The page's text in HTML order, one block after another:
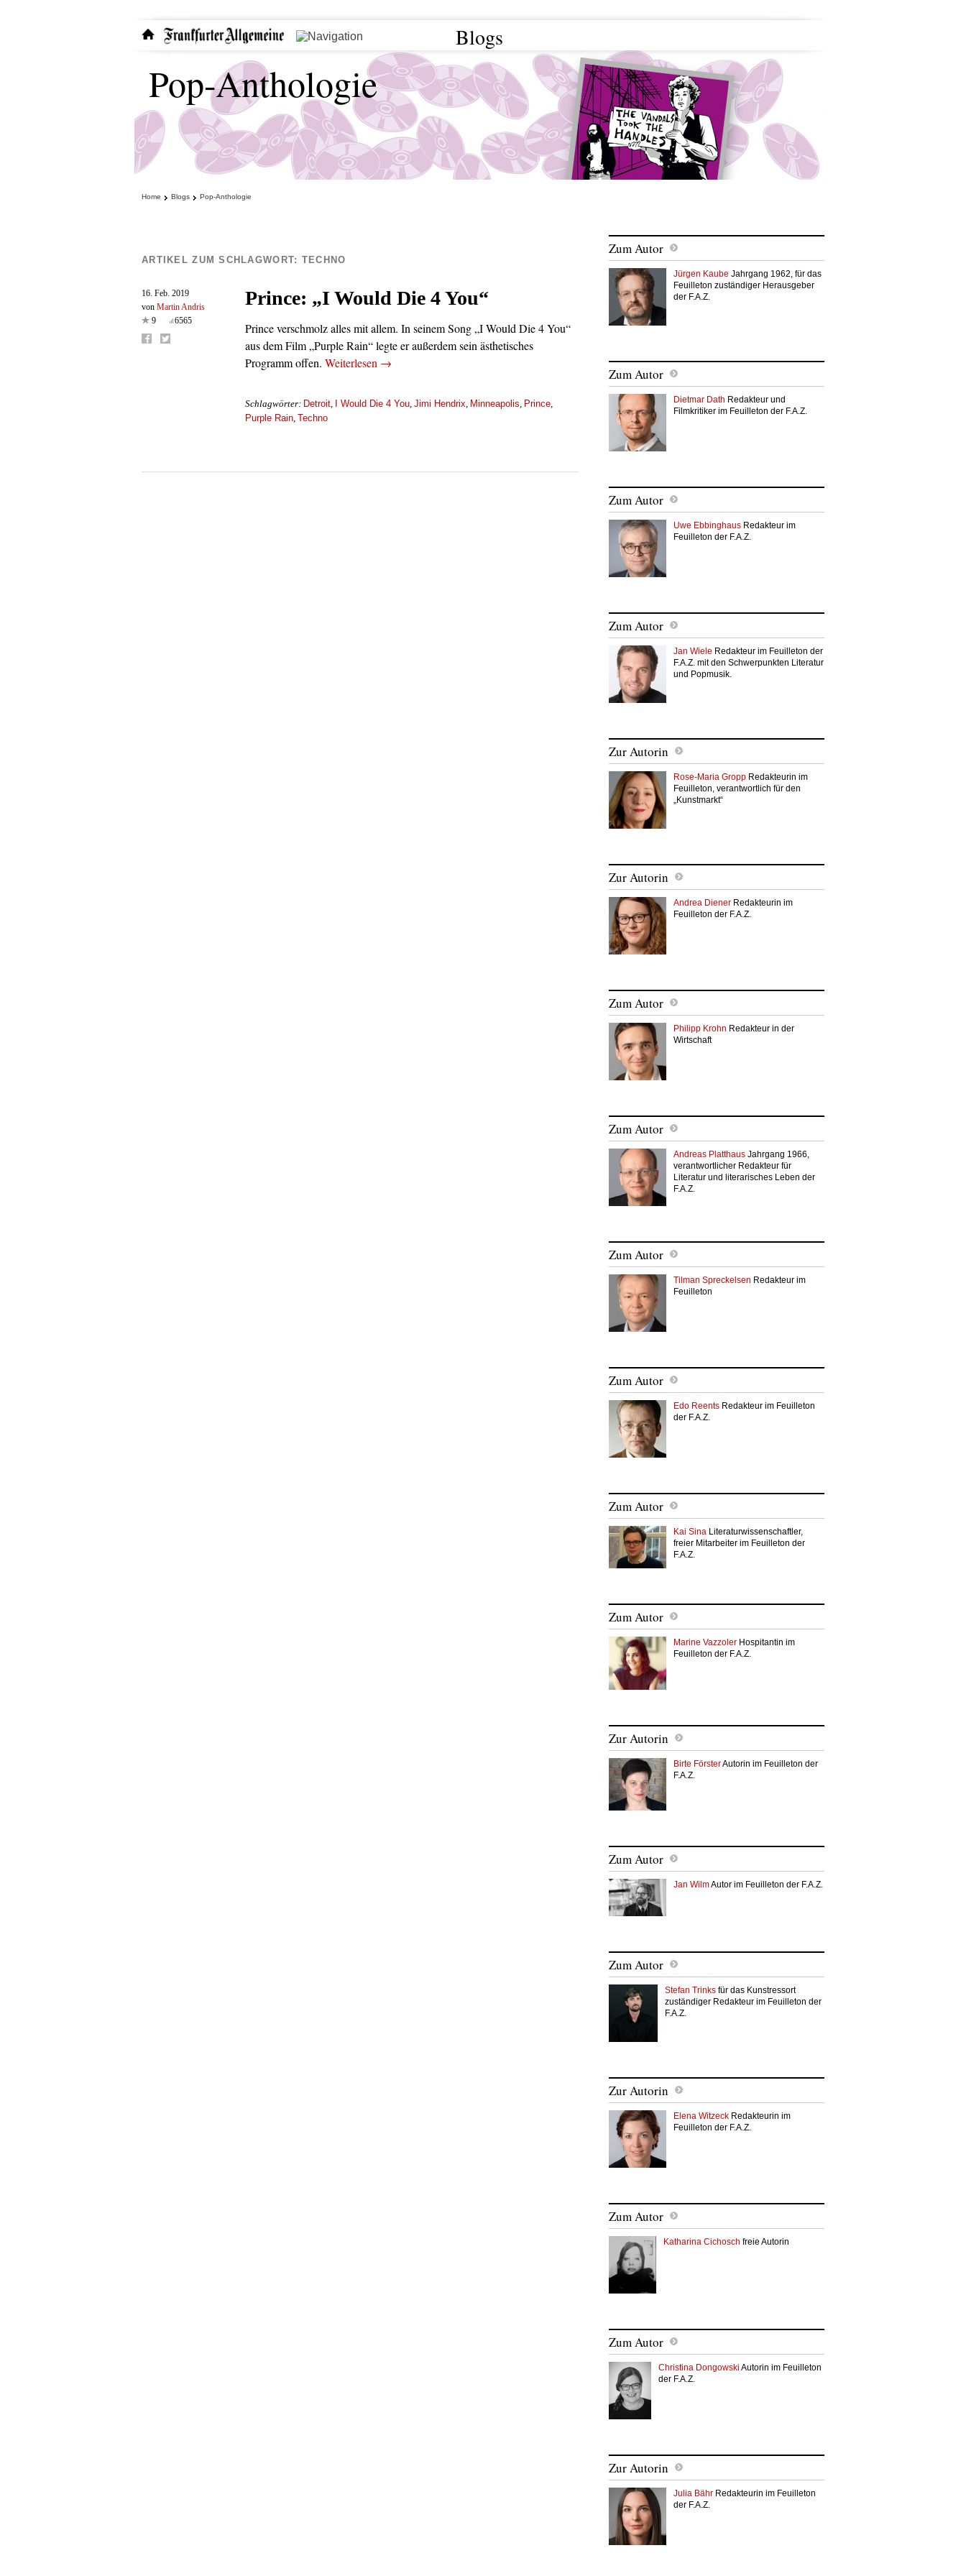
Blogs
Pop-Anthologie
Home Blogs Pop-Anthologie
ARTIKEL ZUM SCHLAGWORT: TECHNO
16. Feb. 2019
von Martin Andris
9
6565
Prince: „I Would Die 4 You“
Prince verschmolz alles mit allem. In seinem Song „I Would Die 4 You“
aus dem Film „Purple Rain“ legte er außerdem sein ästhetisches
Programm offen. Weiterlesen →
Schlagwörter: Detroit, I Would Die 4 You, Jimi Hendrix, Minneapolis, Prince,
Purple Rain, Techno
Zum Autor
Jürgen Kaube Jahrgang 1962, für das
Feuilleton zuständiger Herausgeber
der F.A.Z.
Zum Autor
Dietmar Dath Redakteur und
Filmkritiker im Feuilleton der F.A.Z.
Zum Autor
Uwe Ebbinghaus Redakteur im
Feuilleton der F.A.Z.
Zum Autor
Jan Wiele Redakteur im Feuilleton der
F.A.Z. mit den Schwerpunkten Literatur
und Popmusik.
Zur Autorin
Rose-Maria Gropp Redakteurin im
Feuilleton, verantwortlich für den
„Kunstmarkt“
Zur Autorin
Andrea Diener Redakteurin im
Feuilleton der F.A.Z.
Zum Autor
Philipp Krohn Redakteur in der
Wirtschaft
Zum Autor
Andreas Platthaus Jahrgang 1966,
verantwortlicher Redakteur für
Literatur und literarisches Leben der
F.A.Z.
Zum Autor
Tilman Spreckelsen Redakteur im
Feuilleton
Zum Autor
Edo Reents Redakteur im Feuilleton
der F.A.Z.
Zum Autor
Kai Sina Literaturwissenschaftler,
freier Mitarbeiter im Feuilleton der
F.A.Z.
Zum Autor
Marine Vazzoler Hospitantin im
Feuilleton der F.A.Z.
Zur Autorin
Birte FörsterAutorin im Feuilleton der
F.A.Z.
Zum Autor
Jan WilmAutor im Feuilleton der F.A.Z.
Zum Autor
Stefan Trinks für das Kunstressort
zuständiger Redakteur im Feuilleton der
F.A.Z.
Zur Autorin
Elena Witzeck Redakteurin im
Feuilleton der F.A.Z.
Zum Autor
Katharina Cichosch freie Autorin
Zum Autor
Christina Dongowski Autorin im Feuilleton
der F.A.Z.
Zur Autorin
Julia Bähr Redakteurin im Feuilleton
der F.A.Z.